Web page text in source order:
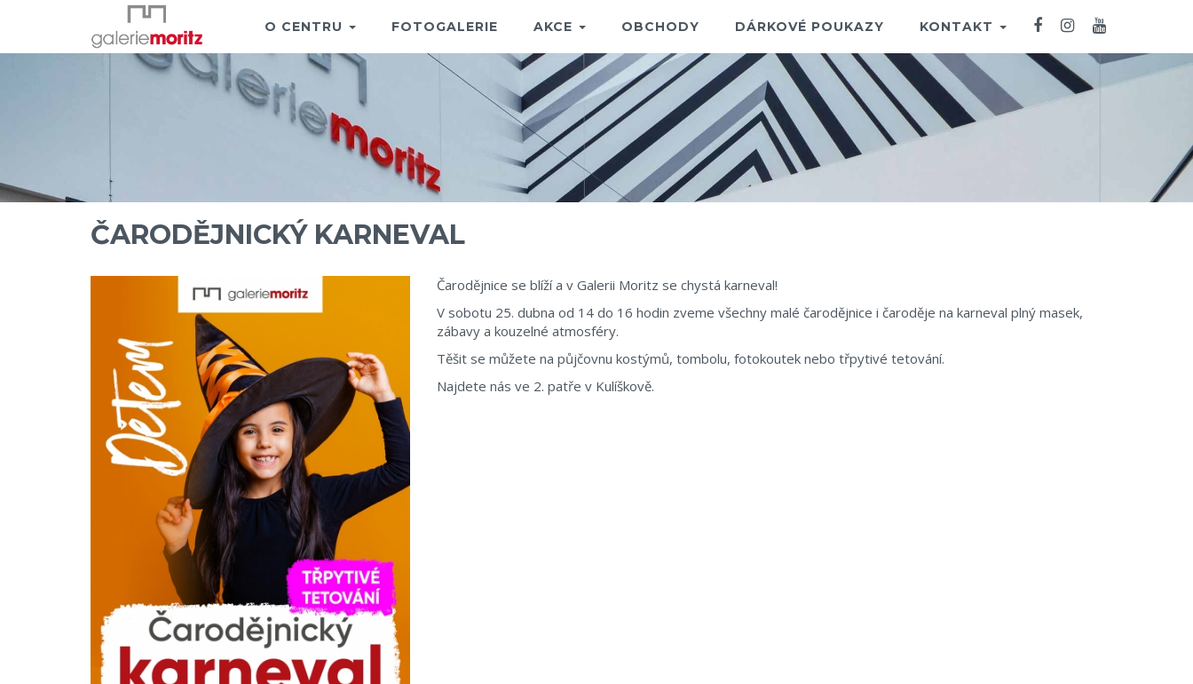
O CENTRU FOTOGALERIE AKCE OBCHODY DÁRKOVÉ POUKAZY KONTAKT
ČARODĚJNICKÝ KARNEVAL
Čarodějnice se blíží a v Galerii Moritz se chystá karneval!
V sobotu 25. dubna od 14 do 16 hodin zveme všechny malé čarodějnice i čaroděje na karneval plný masek,
zábavy a kouzelné atmosféry.
Těšit se můžete na půjčovnu kostýmů, tombolu, fotokoutek nebo třpytivé tetování.
Najdete nás ve 2. patře v Kulíškově.